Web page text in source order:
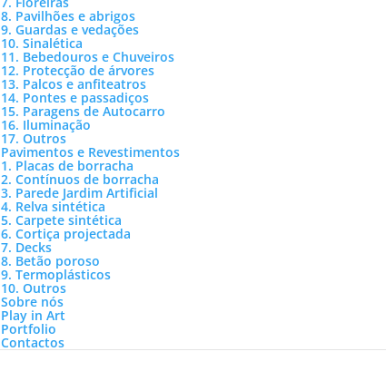
8. Pavilhões e abrigos
9. Guardas e vedações
10. Sinalética
11. Bebedouros e Chuveiros
12. Protecção de árvores
13. Palcos e anfiteatros
14. Pontes e passadiços
15. Paragens de Autocarro
16. Iluminação
17. Outros
Pavimentos e Revestimentos
1. Placas de borracha
2. Contínuos de borracha
3. Parede Jardim Artificial
4. Relva sintética
5. Carpete sintética
6. Cortiça projectada
7. Decks
8. Betão poroso
9. Termoplásticos
10. Outros
Sobre nós
Play in Art
Portfolio
Contactos